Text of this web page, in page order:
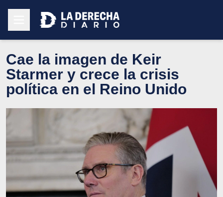
Cae la imagen de Keir
Starmer y crece la crisis
política en el Reino Unido